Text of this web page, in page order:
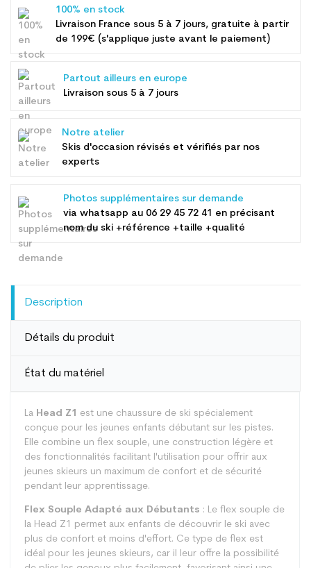
100% en stock
Livraison France sous 5 à 7 jours, gratuite à partir
de 199€ (s'applique juste avant le paiement)
Partout ailleurs en europe
Livraison sous 5 à 7 jours
Notre atelier
Skis d'occasion révisés et vérifiés par nos
experts
Photos supplémentaires sur demande
via whatsapp au 06 29 45 72 41 en précisant
nom du ski +référence +taille +qualité
Description
Détails du produit
État du matériel
La Head Z1 est une chaussure de ski spécialement
conçue pour les jeunes enfants débutant sur les pistes.
Elle combine un flex souple, une construction légère et
des fonctionnalités facilitant l'utilisation pour offrir aux
jeunes skieurs un maximum de confort et de sécurité
pendant leur apprentissage.
Flex Souple Adapté aux Débutants : Le flex souple de
la Head Z1 permet aux enfants de découvrir le ski avec
plus de confort et moins d'effort. Ce type de flex est
idéal pour les jeunes skieurs, car il leur offre la possibilité